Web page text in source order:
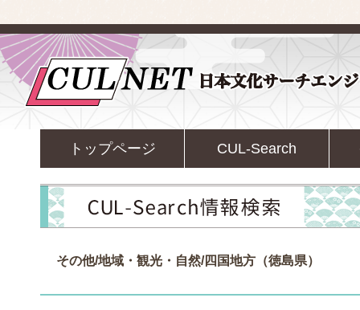
トップページ CUL-Search
その他/地域・観光・自然/四国地方（徳島県）